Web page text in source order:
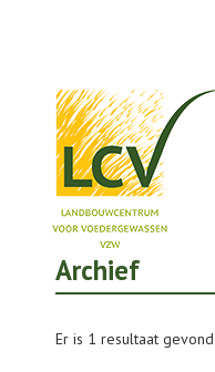
NIEUWS
Archief
Er is 1 resultaat